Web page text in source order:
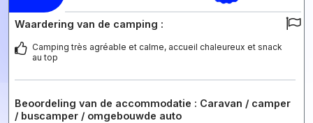
Waardering van de camping :
Camping très agréable et calme, accueil chaleureux et snack
au top
Beoordeling van de accommodatie : Caravan / camper
/ buscamper / omgebouwde auto